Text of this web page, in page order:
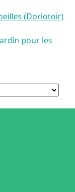
(Dorlotoir)
pour les